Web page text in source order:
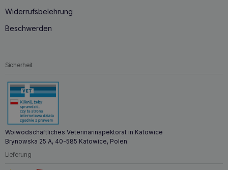
Widerrufsbelehrung
Beschwerden
Sicherheit
Woiwodschaftliches Veterinärinspektorat in Katowice
Brynowska 25 A, 40-585 Katowice, Polen.
Lieferung